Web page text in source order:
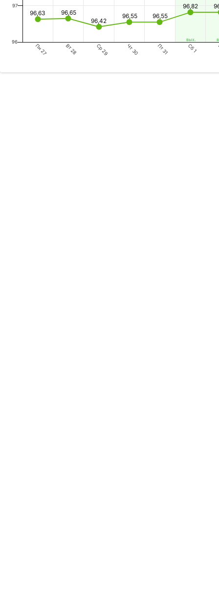
вых.
96,63
96,65
96,42
96,55 96,55
96,82
Пн 27 Вт 28 Ср 29 Чт 30 Пт 31 Сб 1
96
97